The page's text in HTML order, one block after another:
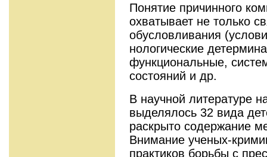
Понятие причинного
охватывает не только
обусловливания
нологические
функциональные,
состояний и др.
В научной литературе
выделялось 32 вида
раскрыто содержание
Внимание ученых-
практиков борьбы с